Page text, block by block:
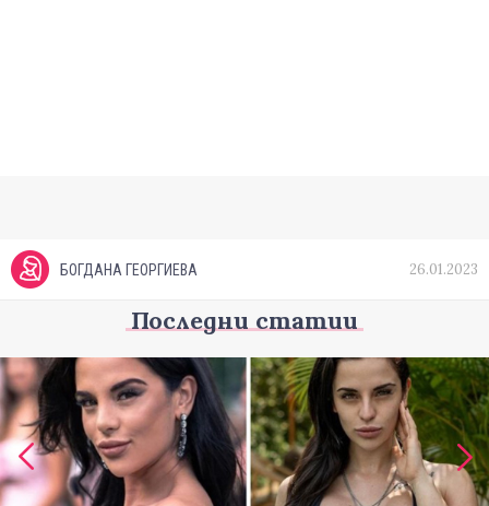
БОГДАНА ГЕОРГИЕВА 26.01.2023
Последни статии